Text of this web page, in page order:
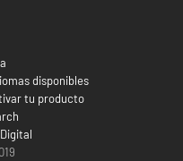
disponibles
tu producto